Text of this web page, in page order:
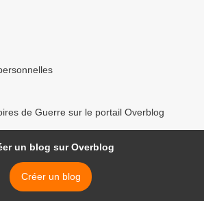
de Guerre sur le portail Overblog
un blog sur Overblog
Créer un blog